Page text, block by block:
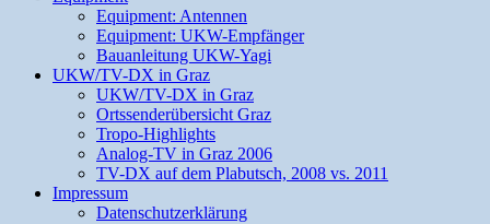
Equipment: Antennen
Equipment: UKW-Empfänger
Bauanleitung UKW-Yagi
UKW/TV-DX in Graz
UKW/TV-DX in Graz
Ortssenderübersicht Graz
Tropo-Highlights
Analog-TV in Graz 2006
TV-DX auf dem Plabutsch, 2008 vs. 2011
Impressum
Datenschutzerklärung